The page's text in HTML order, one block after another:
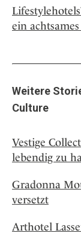
ein
Weitere
Culture
Vestige
lebendig zu
Gradonna
versetzt
Arthotel